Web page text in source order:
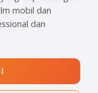
mobil dan
dan